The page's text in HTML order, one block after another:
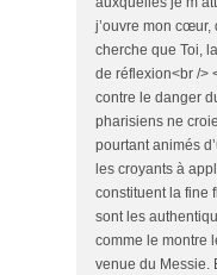
j’ouvre mon cœur,
cherche que Toi,
de réflexion<br />
contre le danger
pharisiens ne
pourtant animés
les croyants à
constituent la fine
sont les
comme le montre
venue du Messie.